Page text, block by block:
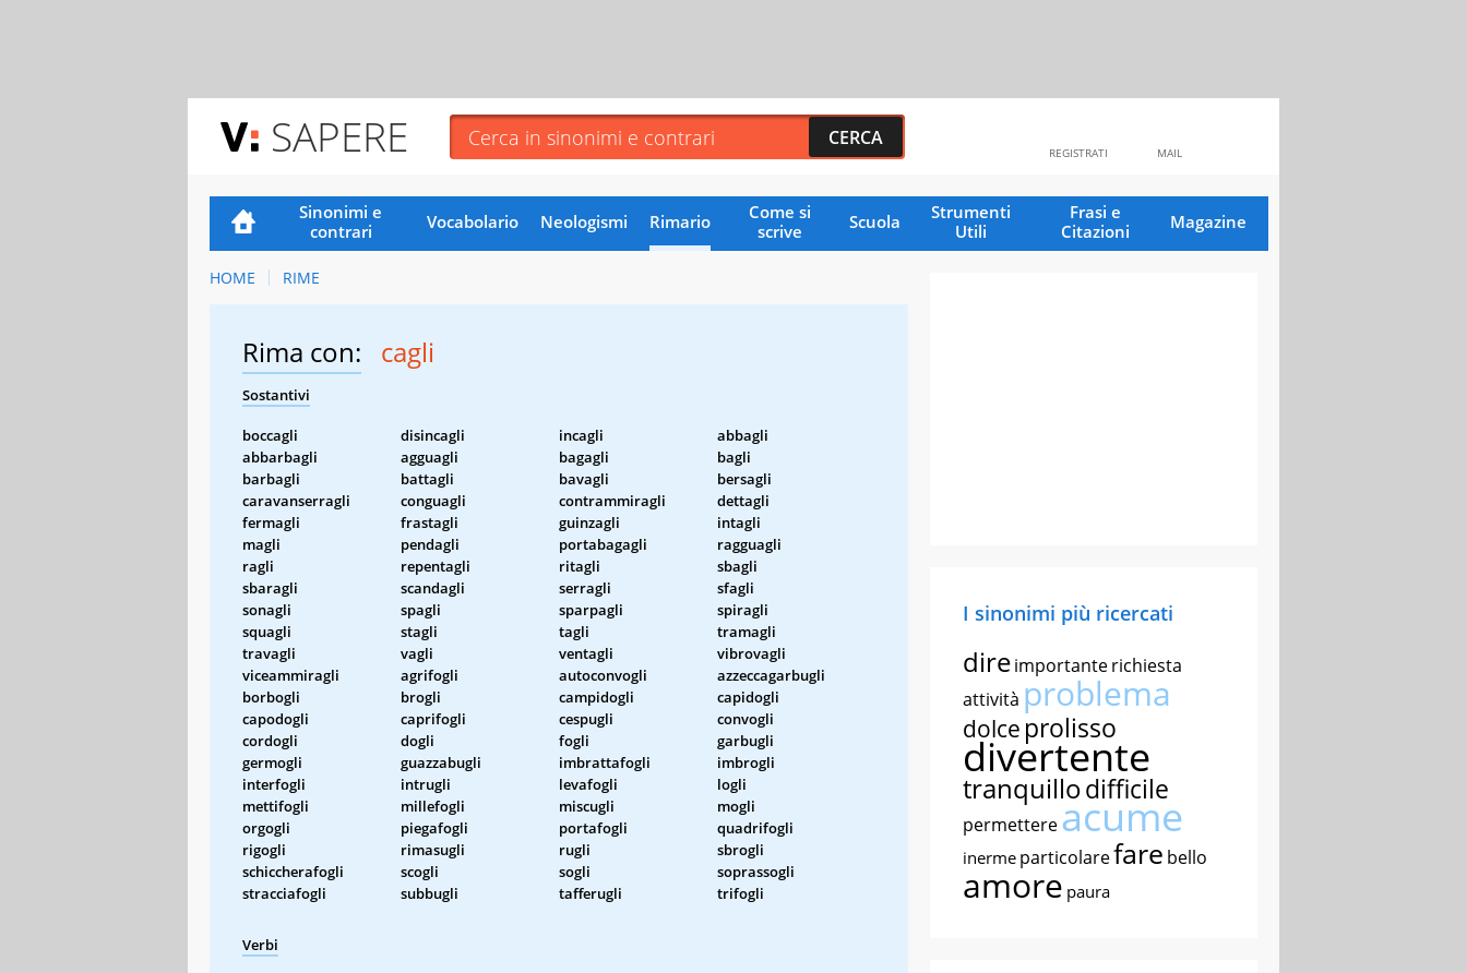
SAPERE MAIL
REGISTRATI
Sinonimi e
contrari
Vocabolario Neologismi Rimario
Come si
scrive
Scuola
Strumenti
Utili
Frasi e
Citazioni
Magazine
HOME RIME
Rima con: cagli
Sostantivi
boccagli disincagli incagli
abbagli
abbarbagli
agguagli bagagli
bagli
barbagli
battagli bavagli
bersagli
caravanserragli
conguagli contrammiragli
dettagli
fermagli
frastagli guinzagli
intagli
magli
pendagli portabagagli
ragguagli
ragli
repentagli ritagli
sbagli
sbaragli
scandagli serragli
sfagli
sonagli
spagli sparpagli
spiragli
squagli
stagli tagli
tramagli
travagli
vagli ventagli
vibrovagli
viceammiragli
agrifogli autoconvogli
azzeccagarbugli
borbogli
brogli campidogli
capidogli
capodogli
caprifogli cespugli
convogli
cordogli
dogli fogli
garbugli
germogli
guazzabugli imbrattafogli
imbrogli
interfogli
intrugli levafogli
logli
mettifogli
millefogli miscugli
mogli
orgogli
piegafogli portafogli
quadrifogli
rigogli
rimasugli rugli
sbrogli
schiccherafogli
scogli sogli
soprassogli
stracciafogli
subbugli tafferugli trifogli
Verbi
I sinonimi più ricercati
direimportanterichiesta
attività problema
dolce prolisso
divertente
tranquillodifficile
permettereacume
inerme particolarefare bello
amore paura